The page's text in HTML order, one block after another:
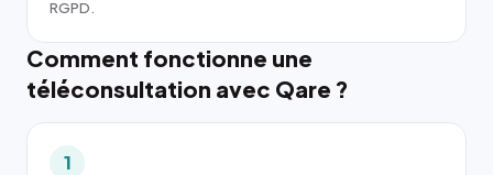
RGPD.
Comment fonctionne une
téléconsultation avec Qare ?
1